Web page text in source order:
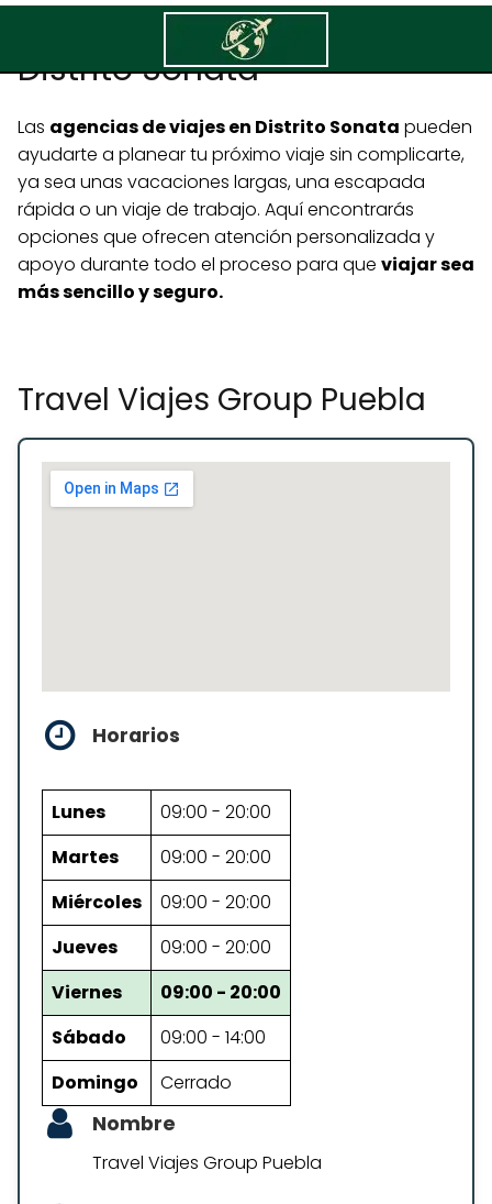
Agencias de viajes en
Distrito Sonata
Las agencias de viajes en Distrito Sonata pueden
ayudarte a planear tu próximo viaje sin complicarte,
ya sea unas vacaciones largas, una escapada
rápida o un viaje de trabajo. Aquí encontrarás
opciones que ofrecen atención personalizada y
apoyo durante todo el proceso para que viajar sea
más sencillo y seguro.
Travel Viajes Group Puebla
Horarios
Lunes
09:00 - 20:00
Martes
09:00 - 20:00
Miércoles
09:00 - 20:00
Jueves
09:00 - 20:00
Viernes
09:00 - 20:00
Sábado
09:00 - 14:00
Domingo
Cerrado
Nombre
Travel Viajes Group Puebla